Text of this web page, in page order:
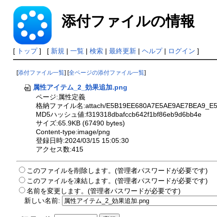
添付ファイルの情報
[ トップ] [ 新規 | 一覧| 検索| 最終更新| ヘルプ| ログイン ]
[添付ファイル一覧] [全ページの添付ファイル一覧]
属性アイテム_2_効果追加.png
ページ:属性定義
格納ファイル名:attach/
MD5ハッシュ値:f319318dbafccb642f1bf86eb9d6bb4e
サイズ:65.9KB (67490 bytes)
Content-type:image/png
登録日時:2024/03/15 15:05:30
アクセス数:415
このファイルを削除します。(管理者パスワードが必要です)
このファイルを凍結します。(管理者パスワードが必要です)
名前を変更します。(管理者パスワードが必要です)
新しい名前: